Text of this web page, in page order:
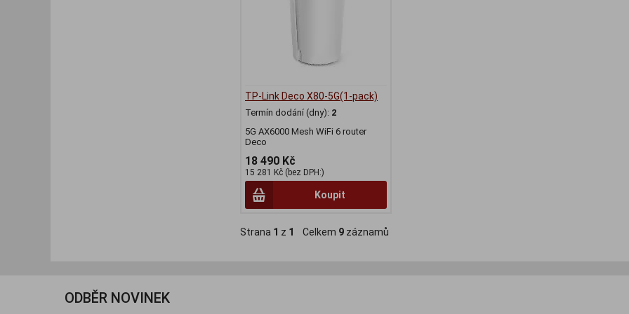
TP-Link Deco X80-5G(1-pack)
Termín dodání (dny): 2
5G AX6000 Mesh WiFi 6 router
Deco
18 490 Kč
15 281 Kč (bez DPH:)
Koupit
Strana 1 z 1 Celkem 9 záznamů
ODBĚR NOVINEK